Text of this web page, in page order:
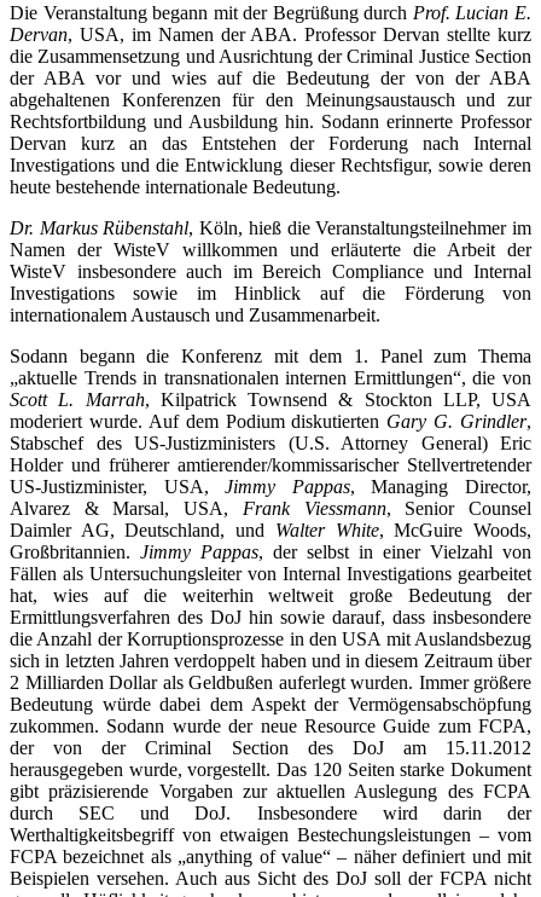
Die Veranstaltung begann mit der Begrüßung durch Prof. Lucian E.
Dervan, USA, im Namen der ABA. Professor Dervan stellte kurz
die Zusammensetzung und Ausrichtung der Criminal Justice Section
der ABA vor und wies auf die Bedeutung der von der ABA
abgehaltenen Konferenzen für den Meinungsaustausch und zur
Rechtsfortbildung und Ausbildung hin. Sodann erinnerte Professor
Dervan kurz an das Entstehen der Forderung nach Internal
Investigations und die Entwicklung dieser Rechtsfigur, sowie deren
heute bestehende internationale Bedeutung.
Dr. Markus Rübenstahl, Köln, hieß die Veranstaltungsteilnehmer im
Namen der WisteV willkommen und erläuterte die Arbeit der
WisteV insbesondere auch im Bereich Compliance und Internal
Investigations sowie im Hinblick auf die Förderung von
internationalem Austausch und Zusammenarbeit.
Sodann begann die Konferenz mit dem 1. Panel zum Thema
„aktuelle Trends in transnationalen internen Ermittlungen“, die von
Scott L. Marrah, Kilpatrick Townsend & Stockton LLP, USA
moderiert wurde. Auf dem Podium diskutierten Gary G. Grindler,
Stabschef des US-Justizministers (U.S. Attorney General) Eric
Holder und früherer amtierender/kommissarischer Stellvertretender
US-Justizminister, USA,Jimmy Pappas, Managing Director,
Alvarez & Marsal, USA, Frank Viessmann, Senior Counsel
Daimler AG, Deutschland, und Walter White, McGuire Woods,
Großbritannien. Jimmy Pappas, der selbst in einer Vielzahl von
Fällen als Untersuchungsleiter von Internal Investigations gearbeitet
hat, wies auf die weiterhin weltweit große Bedeutung der
Ermittlungsverfahren des DoJ hin sowie darauf, dass insbesondere
die Anzahl der Korruptionsprozesse in den USA mit Auslandsbezug
sich in letzten Jahren verdoppelt haben und in diesem Zeitraum über
2 Milliarden Dollar als Geldbußen auferlegt wurden. Immer größere
Bedeutung würde dabei dem Aspekt der Vermögensabschöpfung
zukommen. Sodann wurde der neue Resource Guide zum FCPA,
der von der Criminal Section des DoJ am 15.11.2012
herausgegeben wurde, vorgestellt. Das 120 Seiten starke Dokument
gibt präzisierende Vorgaben zur aktuellen Auslegung des FCPA
durch SEC und DoJ. Insbesondere wird darin der
Werthaltigkeitsbegriff von etwaigen Bestechungsleistungen – vom
FCPA bezeichnet als „anything of value“ – näher definiert und mit
Beispielen versehen. Auch aus Sicht des DoJ soll der FCPA nicht